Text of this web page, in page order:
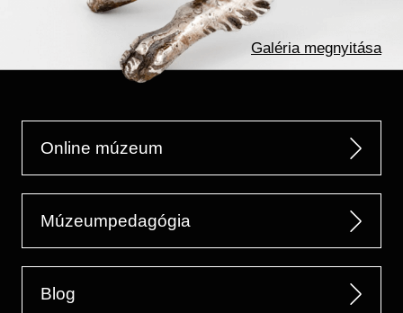
Galéria megnyitása
Online múzeum
Múzeumpedagógia
Blog